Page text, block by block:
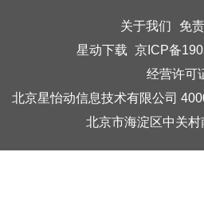
关于我们
免
星动下载 京ICP备
经营许可
北京星怡动信息技术有限公司
北京市海淀区中关